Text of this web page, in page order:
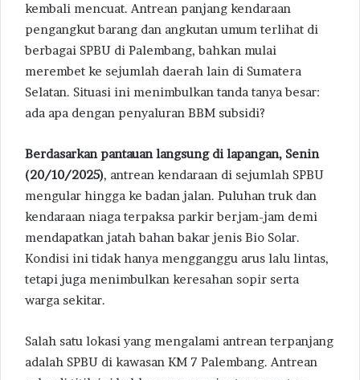
kembali mencuat. Antrean panjang kendaraan
pengangkut barang dan angkutan umum terlihat di
berbagai SPBU di Palembang, bahkan mulai
merembet ke sejumlah daerah lain di Sumatera
Selatan. Situasi ini menimbulkan tanda tanya besar:
ada apa dengan penyaluran BBM subsidi?
Berdasarkan pantauan langsung di lapangan, Senin
(20/10/2025), antrean kendaraan di sejumlah SPBU
mengular hingga ke badan jalan. Puluhan truk dan
kendaraan niaga terpaksa parkir berjam-jam demi
mendapatkan jatah bahan bakar jenis Bio Solar.
Kondisi ini tidak hanya mengganggu arus lalu lintas,
tetapi juga menimbulkan keresahan sopir serta
warga sekitar.
Salah satu lokasi yang mengalami antrean terpanjang
adalah SPBU di kawasan KM 7 Palembang. Antrean